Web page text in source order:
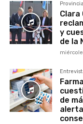
Clara
y
de la
de